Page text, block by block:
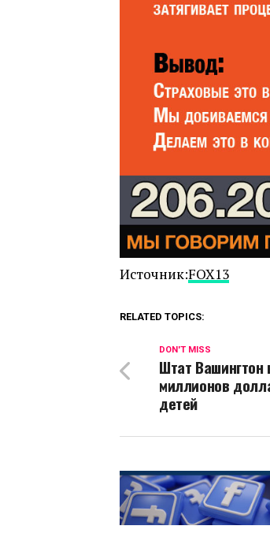
Источник:FOX13
RELATED TOPICS:
DON'T MISS
Штат Вашингтон
миллионов
детей